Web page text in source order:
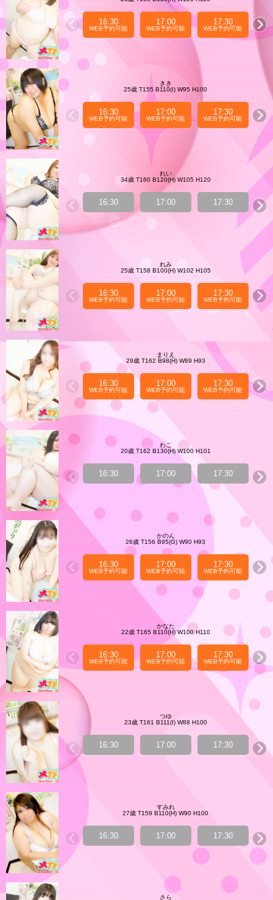
16:30
WEB予約可能
17:00
WEB予約可能
17:30
WEB予約可能
きき
25歳 T155 B110(I) W95 H100
16:30
WEB予約可能
17:00
WEB予約可能
17:30
WEB予約可能
れい
34歳 T160 B120(H) W105 H120
16:30 17:00 17:30
れみ
25歳 T158 B100(H) W102 H105
16:30
WEB予約可能
17:00
WEB予約可能
17:30
WEB予約可能
まりえ
29歳 T162 B98(H) W89 H93
16:30
WEB予約可能
17:00
WEB予約可能
17:30
WEB予約可能
わこ
20歳 T162 B130(H) W100 H101
16:30 17:00 17:30
かのん
26歳 T156 B95(G) W90 H93
16:30
WEB予約可能
17:00
WEB予約可能
17:30
WEB予約可能
かなた
22歳 T165 B110(H) W100 H110
16:30
WEB予約可能
17:00
WEB予約可能
17:30
WEB予約可能
つゆ
23歳 T161 B111(I) W88 H100
16:30 17:00 17:30
すみれ
27歳 T159 B110(H) W90 H100
16:30 17:00 17:30
さら